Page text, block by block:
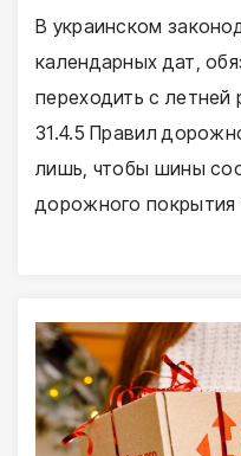
В украинском
календарных дат,
переходить с
31.4.5 Правил
лишь, чтобы шины
дорожного